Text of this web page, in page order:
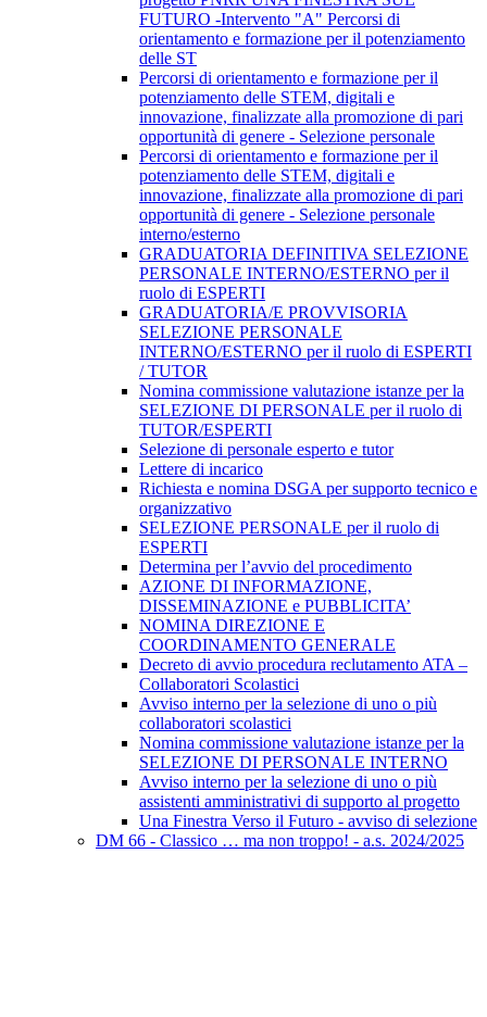
FUTURO -Intervento "A" Percorsi di
orientamento e formazione per il potenziamento
delle ST
Percorsi di orientamento e formazione per il
potenziamento delle STEM, digitali e
innovazione, finalizzate alla promozione di pari
opportunità di genere - Selezione personale
Percorsi di orientamento e formazione per il
potenziamento delle STEM, digitali e
innovazione, finalizzate alla promozione di pari
opportunità di genere - Selezione personale
interno/esterno
GRADUATORIA DEFINITIVA SELEZIONE
PERSONALE INTERNO/ESTERNO per il
ruolo di ESPERTI
GRADUATORIA/E PROVVISORIA
SELEZIONE PERSONALE
INTERNO/ESTERNO per il ruolo di ESPERTI
/ TUTOR
Nomina commissione valutazione istanze per la
SELEZIONE DI PERSONALE per il ruolo di
TUTOR/ESPERTI
Selezione di personale esperto e tutor
Lettere di incarico
Richiesta e nomina DSGA per supporto tecnico e
organizzativo
SELEZIONE PERSONALE per il ruolo di
ESPERTI
Determina per l’avvio del procedimento
AZIONE DI INFORMAZIONE,
DISSEMINAZIONE e PUBBLICITA’
NOMINA DIREZIONE E
COORDINAMENTO GENERALE
Decreto di avvio procedura reclutamento ATA –
Collaboratori Scolastici
Avviso interno per la selezione di uno o più
collaboratori scolastici
Nomina commissione valutazione istanze per la
SELEZIONE DI PERSONALE INTERNO
Avviso interno per la selezione di uno o più
assistenti amministrativi di supporto al progetto
Una Finestra Verso il Futuro - avviso di selezione
DM 66 - Classico … ma non troppo! - a.s. 2024/2025